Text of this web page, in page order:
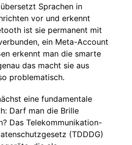
Sprachen in
vor und erkennt
ist sie permanent mit
ein Meta-Account
erkennt man die smarte
das macht sie aus
problematisch.
eine fundamentale
Darf man die Brille
Das Telekommunikation-
(TDDDG)